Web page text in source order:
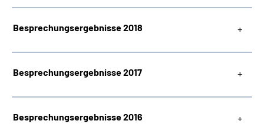
Besprechungsergebnisse 2018
Besprechungsergebnisse 2017
Besprechungsergebnisse 2016